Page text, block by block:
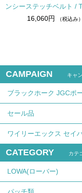
ンシーステッチベルト /
16,060円
（税込み）
CAMPAIGN キャ
ブラックホーク JGCポ
セール品
ワイリーエックス セイ
CATEGORY カテ
LOWA(ローバー)